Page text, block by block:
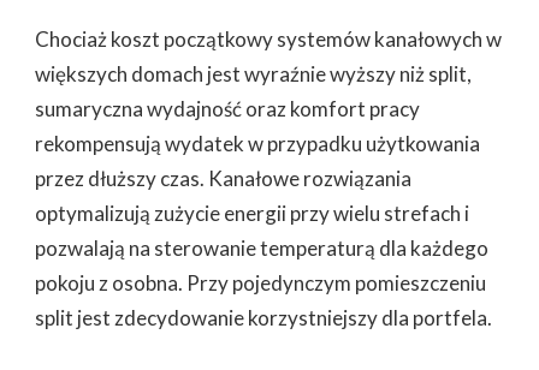
Chociaż koszt początkowy systemów kanałowych w
większych domach jest wyraźnie wyższy niż split,
sumaryczna wydajność oraz komfort pracy
rekompensują wydatek w przypadku użytkowania
przez dłuższy czas. Kanałowe rozwiązania
optymalizują zużycie energii przy wielu strefach i
pozwalają na sterowanie temperaturą dla każdego
pokoju z osobna. Przy pojedynczym pomieszczeniu
split jest zdecydowanie korzystniejszy dla portfela.